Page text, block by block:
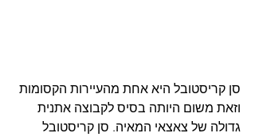
סן קריסטובל היא אחת מהעיירות הקסומות
וזאת משום היותה בסיס לקבוצה אתנית
גדולה של צאצאי המאיה. סן קריסטובל